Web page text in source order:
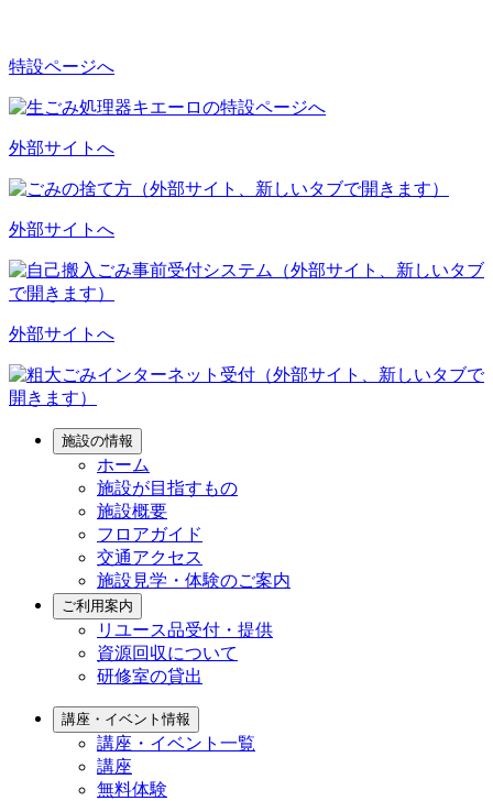
特設ページへ
外部サイトへ
外部サイトへ
外部サイトへ
施設の情報
ホーム
施設が目指すもの
施設概要
フロアガイド
交通アクセス
施設見学・体験のご案内
ご利用案内
リユース品受付・提供
資源回収について
研修室の貸出
講座・イベント情報
講座・イベント一覧
講座
無料体験